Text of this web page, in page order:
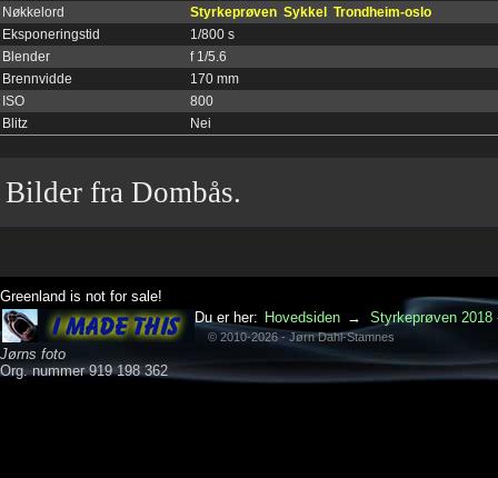
Nøkkelord
Styrkeprøven Sykkel
Trondheim-oslo
Eksponeringstid
1/800 s
Blender
f 1/5.6
Brennvidde
170 mm
ISO
800
Blitz
Nei
Bilder fra Dombås.
Greenland is not for sale!
Jørns foto
Org. nummer 919 198 362
Du er her: Hovedsiden → Styrkeprøven 2018
© 2010-2026 - Jørn Dahl-Stamnes